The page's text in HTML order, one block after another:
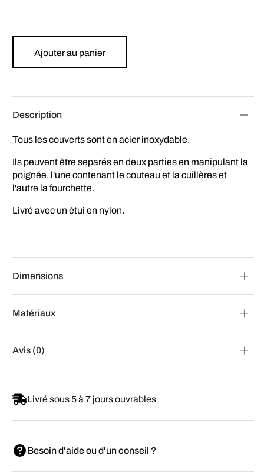
Ajouter au panier
Description
Tous les couverts sont en acier inoxydable.
Ils peuvent être separés en deux parties en manipulant la
poignée, l'une contenant le couteau et la cuillères et
l'autre la fourchette.
Livré avec un étui en nylon.
Dimensions
Matériaux
Avis (0)
Livré sous 5 à 7 jours ouvrables
Besoin d'aide ou d'un conseil ?